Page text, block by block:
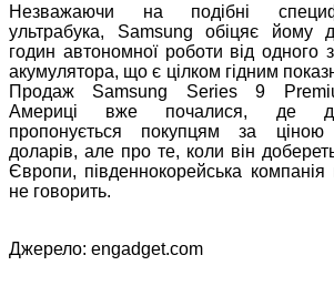
Незважаючи на подібні
ультрабука, Samsung обіцяє йому
годин автономної роботи від одного
акумулятора, що є цілком гідним
Продаж Samsung Series 9
Америці вже почалися, де
пропонується покупцям за
доларів, але про те, коли він
Європи, південнокорейська компанія
не говорить.
Джерело: engadget.com